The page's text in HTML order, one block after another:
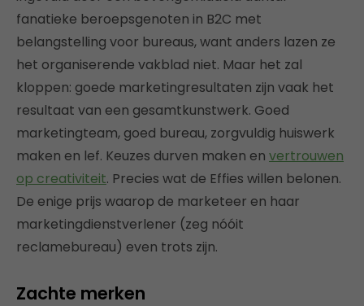
fanatieke beroepsgenoten in B2C met
belangstelling voor bureaus, want anders lazen ze
het organiserende vakblad niet. Maar het zal
kloppen: goede marketingresultaten zijn vaak het
resultaat van een gesamtkunstwerk. Goed
marketingteam, goed bureau, zorgvuldig huiswerk
maken en lef. Keuzes durven maken en vertrouwen
op creativiteit. Precies wat de Effies willen belonen.
De enige prijs waarop de marketeer en haar
marketingdienstverlener (zeg nóóit
reclamebureau) even trots zijn.
Zachte merken